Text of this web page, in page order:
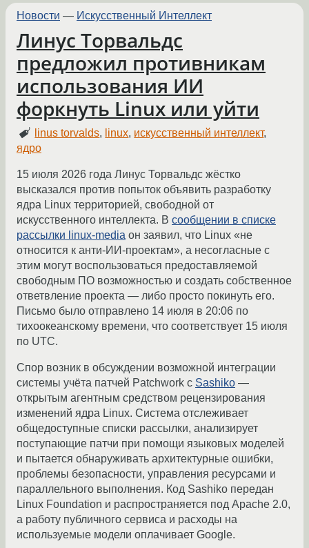
Новости — Искусственный Интеллект
Линус Торвальдс
предложил противникам
использования ИИ
форкнуть Linux или уйти
linus torvalds, linux, искусственный интеллект,
ядро
15 июля 2026 года Линус Торвальдс жёстко
высказался против попыток объявить разработку
ядра Linux территорией, свободной от
искусственного интеллекта. В сообщении в списке
рассылки linux-media он заявил, что Linux «не
относится к анти-ИИ-проектам», а несогласные с
этим могут воспользоваться предоставляемой
свободным ПО возможностью и создать собственное
ответвление проекта — либо просто покинуть его.
Письмо было отправлено 14 июля в 20:06 по
тихоокеанскому времени, что соответствует 15 июля
по UTC.
Спор возник в обсуждении возможной интеграции
системы учёта патчей Patchwork с Sashiko —
открытым агентным средством рецензирования
изменений ядра Linux. Система отслеживает
общедоступные списки рассылки, анализирует
поступающие патчи при помощи языковых моделей
и пытается обнаруживать архитектурные ошибки,
проблемы безопасности, управления ресурсами и
параллельного выполнения. Код Sashiko передан
Linux Foundation и распространяется под Apache 2.0,
а работу публичного сервиса и расходы на
используемые модели оплачивает Google.